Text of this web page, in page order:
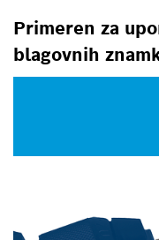
Primeren za
blagovnih